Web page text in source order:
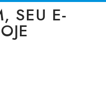
SEU E-